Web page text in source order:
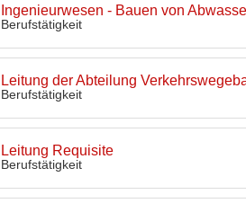
Ingenieurwesen - Bauen von
Berufstätigkeit
Leitung der Abteilung
Berufstätigkeit
Leitung Requisite
Berufstätigkeit